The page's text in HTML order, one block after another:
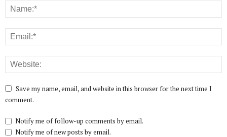
Save my name, email, and website in this browser for the next time I
comment.
Notify me of follow-up comments by email.
Notify me of new posts by email.